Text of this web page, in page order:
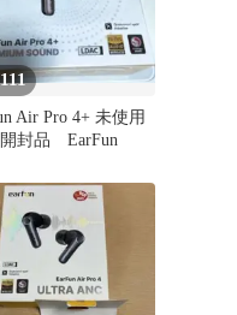
Air Pro 4+ 未使用
封品 EarFun